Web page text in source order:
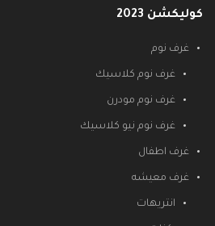
كوليكشن 2023
غرف نوم
غرف نوم كلاسيك
غرف نوم مودرن
غرف نوم نيو كلاسيك
غرف اطفال
غرف معيشه
انتريهات